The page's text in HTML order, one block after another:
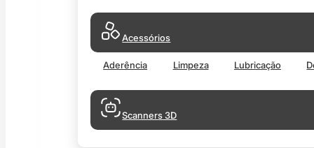
Acessórios
Aderência Limpeza Lubricação
Scanners 3D